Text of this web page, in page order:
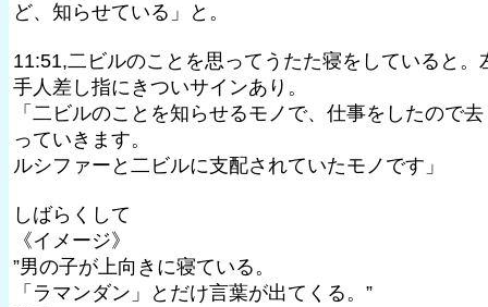
ど、知らせている」と。
11:51,二ビルのことを思ってうたた寝をしていると。
手人差し指にきついサインあり。
「二ビルのことを知らせるモノで、仕事をしたので去
っていきます。
ルシファーと二ビルに支配されていたモノです」
しばらくして
《イメージ》
”男の子が上向きに寝ている。
「ラマンダン」とだけ言葉が出てくる。”